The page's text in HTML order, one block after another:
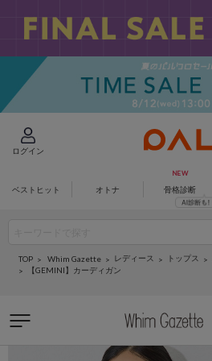
ログイン
ベストヒット オトナ 骨格診断
TOP Whim Gazette レディース トップス
【GEMINI】カーディガン